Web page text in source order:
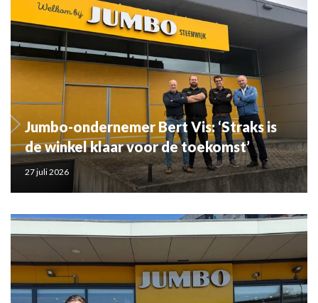
Jumbo-ondernemer Bert Vis: ‘Straks is
de winkel klaar voor de toekomst’
27 juli 2026